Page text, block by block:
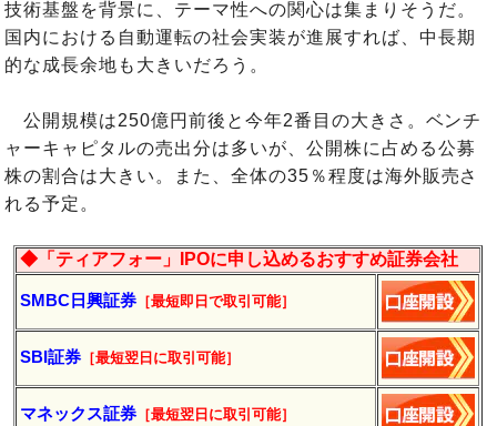
技術基盤を背景に、テーマ性への関心は集まりそうだ。
国内における自動運転の社会実装が進展すれば、中長期
的な成長余地も大きいだろう。
公開規模は250億円前後と今年2番目の大きさ。ベンチ
ャーキャピタルの売出分は多いが、公開株に占める公募
株の割合は大きい。また、全体の35％程度は海外販売さ
れる予定。
◆「ティアフォー」IPOに申し込めるおすすめ証券会社
SMBC日興証券 ［最短即日で取引可能］
SBI証券 ［最短翌日に取引可能］
マネックス証券 ［最短翌日に取引可能］